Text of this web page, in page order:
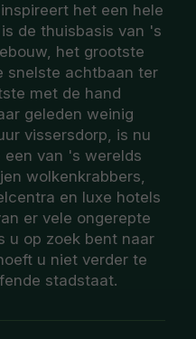
het een hele
de thuisbasis van 's
het grootste
snelste achtbaan ter
met de hand
geleden weinig
vissersdorp, is nu
van 's werelds
wolkenkrabbers,
en luxe hotels
er vele ongerepte
u op zoek bent naar
u niet verder te
stadstaat.